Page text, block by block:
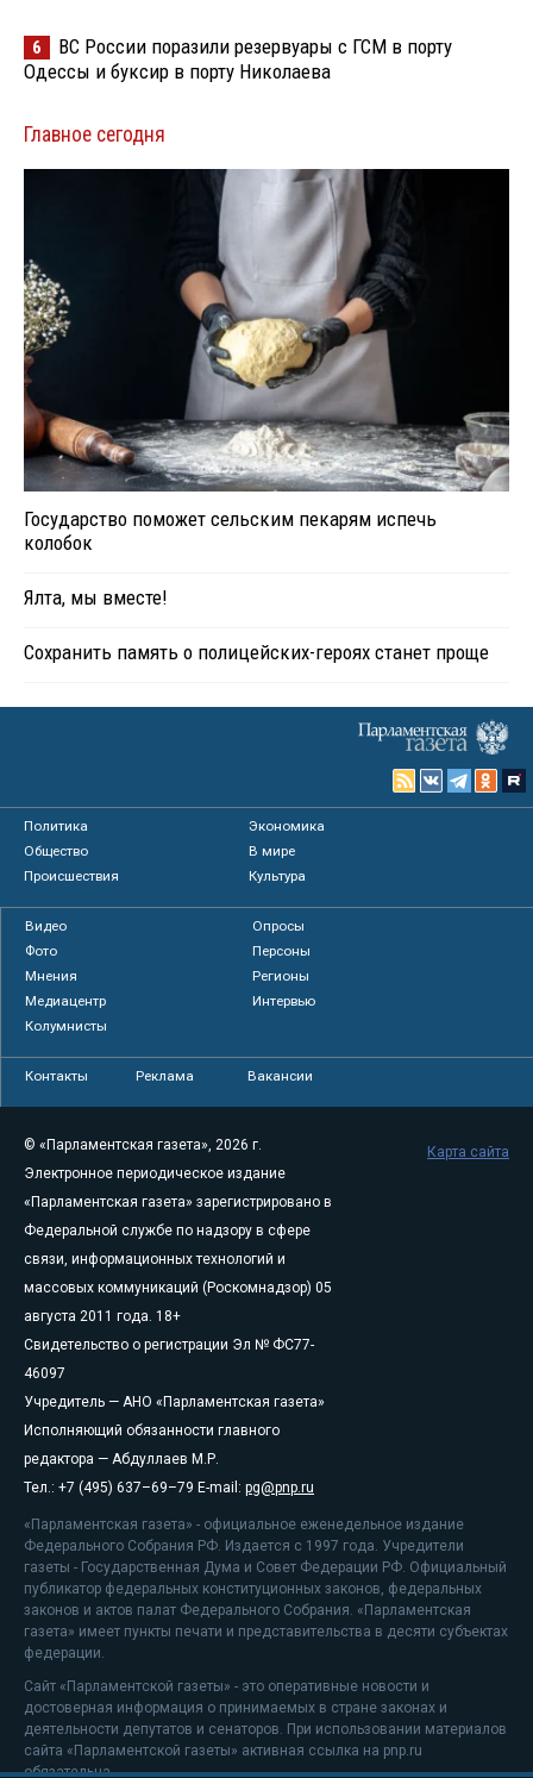
6
ВС России поразили резервуары с ГСМ в порту
Одессы и буксир в порту Николаева
Главное сегодня
Государство поможет сельским пекарям испечь
колобок
Ялта, мы вместе!
Сохранить память о полицейских-героях станет проще
Политика
Экономика
Общество
В мире
Происшествия
Культура
Видео
Опросы
Фото
Персоны
Мнения
Регионы
Медиацентр
Интервью
Колумнисты
Контакты Реклама Вакансии
© «Парламентская газета», 2026 г.
Электронное периодическое издание
«Парламентская газета» зарегистрировано в
Федеральной службе по надзору в сфере
связи, информационных технологий и
массовых коммуникаций (Роскомнадзор) 05
августа 2011 года. 18+
Свидетельство о регистрации Эл № ФС77-
46097
Учредитель — АНО «Парламентская газета»
Исполняющий обязанности главного
редактора — Абдуллаев М.Р.
Тел.: +7 (495) 637–69–79 E-mail: pg@pnp.ru
«Парламентская газета» - официальное еженедельное издание
Федерального Собрания РФ. Издается с 1997 года. Учредители
газеты - Государственная Дума и Совет Федерации РФ. Официальный
публикатор федеральных конституционных законов, федеральных
законов и актов палат Федерального Собрания. «Парламентская
газета» имеет пункты печати и представительства в десяти субъектах
федерации.
Сайт «Парламентской газеты» - это оперативные новости и
достоверная информация о принимаемых в стране законах и
деятельности депутатов и сенаторов. При использовании материалов
сайта «Парламентской газеты» активная ссылка на pnp.ru
обязательна.
Карта сайта